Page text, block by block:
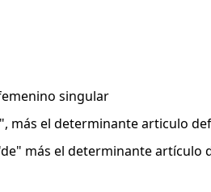
singular
más el determinante articulo
más el determinante artículo